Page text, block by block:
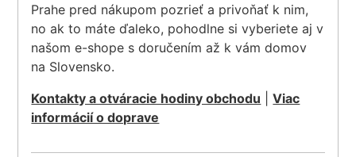
Prahe pred nákupom pozrieť a privoňať k nim,
no ak to máte ďaleko, pohodlne si vyberiete aj v
našom e-shope s doručením až k vám domov
na Slovensko.
Kontakty a otváracie hodiny obchodu |Viac
informácií o doprave